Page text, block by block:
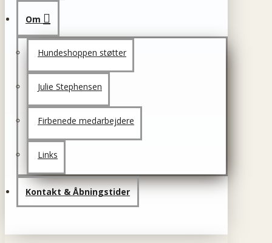
Om
Hundeshoppen støtter
Julie Stephensen
Firbenede medarbejdere
Links
Kontakt & Åbningstider